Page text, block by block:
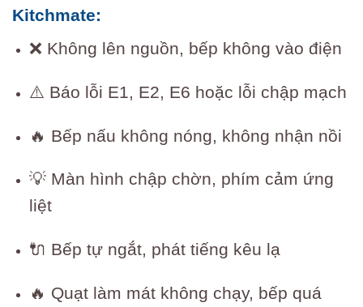
Kitchmate:
❌ Không lên nguồn, bếp không vào điện
⚠️ Báo lỗi E1, E2, E6 hoặc lỗi chập mạch
🔥 Bếp nấu không nóng, không nhận nồi
💡 Màn hình chập chờn, phím cảm ứng
liệt
🔌 Bếp tự ngắt, phát tiếng kêu lạ
🔥 Quạt làm mát không chạy, bếp quá